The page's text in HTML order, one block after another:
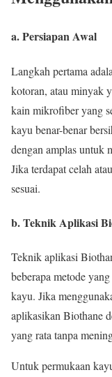
a. Persiapan Awal
Langkah pertama
kotoran, atau minyak
kain mikrofiber yang
kayu benar-benar
dengan amplas untuk
Jika terdapat celah
sesuai.
b. Teknik Aplikasi
Teknik aplikasi
beberapa metode
kayu. Jika
aplikasikan Biothane
yang rata tanpa
Untuk permukaan